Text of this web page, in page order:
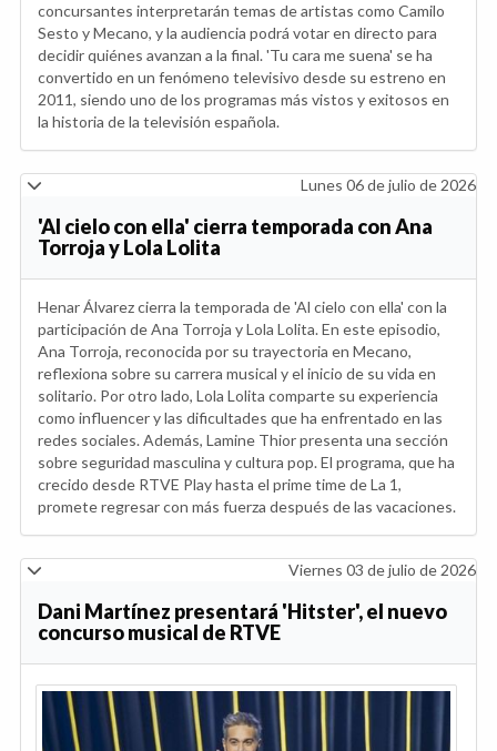
concursantes interpretarán temas de artistas como Camilo
Sesto y Mecano, y la audiencia podrá votar en directo para
decidir quiénes avanzan a la final. 'Tu cara me suena' se ha
convertido en un fenómeno televisivo desde su estreno en
2011, siendo uno de los programas más vistos y exitosos en
la historia de la televisión española.
Lunes 06 de julio de 2026
'Al cielo con ella' cierra temporada con Ana
Torroja y Lola Lolita
Henar Álvarez cierra la temporada de 'Al cielo con ella' con la
participación de Ana Torroja y Lola Lolita. En este episodio,
Ana Torroja, reconocida por su trayectoria en Mecano,
reflexiona sobre su carrera musical y el inicio de su vida en
solitario. Por otro lado, Lola Lolita comparte su experiencia
como influencer y las dificultades que ha enfrentado en las
redes sociales. Además, Lamine Thior presenta una sección
sobre seguridad masculina y cultura pop. El programa, que ha
crecido desde RTVE Play hasta el prime time de La 1,
promete regresar con más fuerza después de las vacaciones.
Viernes 03 de julio de 2026
Dani Martínez presentará 'Hitster', el nuevo
concurso musical de RTVE